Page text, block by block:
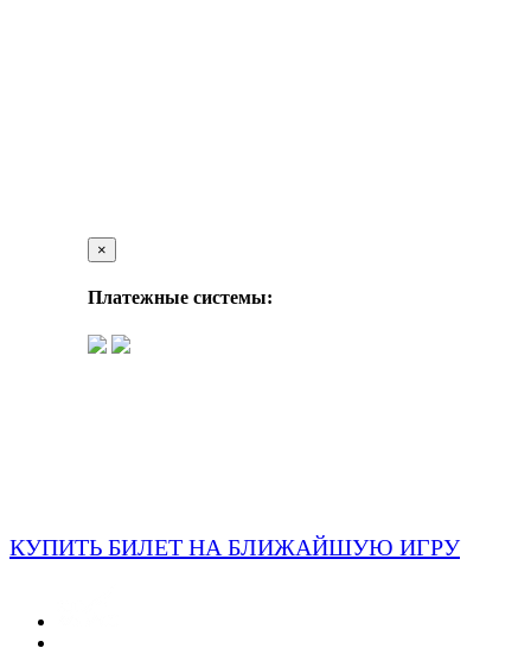
×
Платежные системы:
КУПИТЬ БИЛЕТ НА БЛИЖАЙШУЮ ИГРУ